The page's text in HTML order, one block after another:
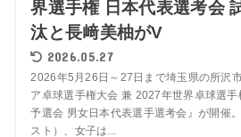
界選手権 日本代表選考会
汰と長﨑美柚がV
2026.05.27
2026年5月26日～27日まで埼玉県の所沢
ア卓球選手権大会 兼 2027年世界卓球選
予選会 男女日本代表選手選考会』が開催
スト）、女子は...